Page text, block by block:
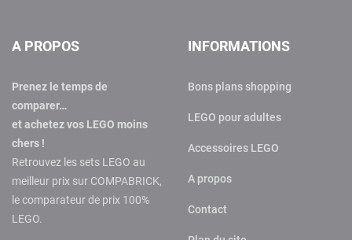
A PROPOS
Prenez le temps de
comparer…
et achetez vos LEGO moins
chers !
Retrouvez les sets LEGO au
meilleur prix sur COMPABRICK,
le comparateur de prix 100%
LEGO.
INFORMATIONS
Bons plans shopping
LEGO pour adultes
Accessoires LEGO
A propos
Contact